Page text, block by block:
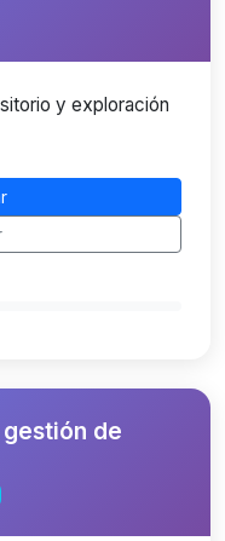
y exploración
de